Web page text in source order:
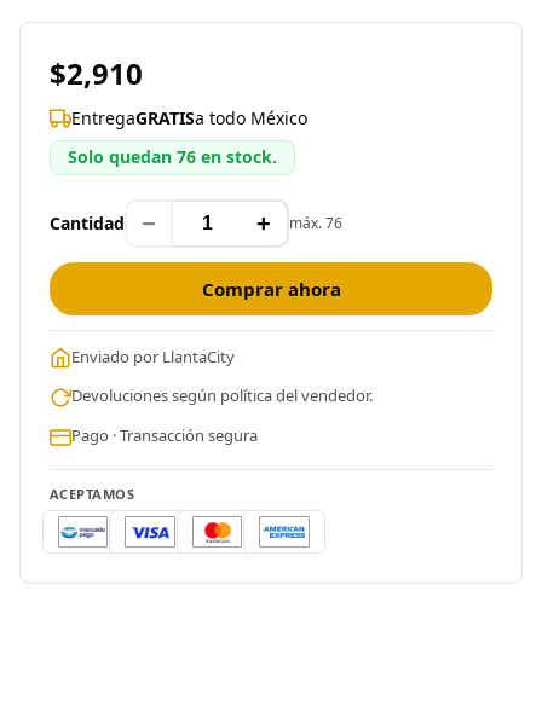
$2,910
EntregaGRATISa todo México
Solo quedan 76 en stock.
Cantidad − + máx. 76
Comprar ahora
Enviado por LlantaCity
Devoluciones según política del vendedor.
Pago · Transacción segura
ACEPTAMOS